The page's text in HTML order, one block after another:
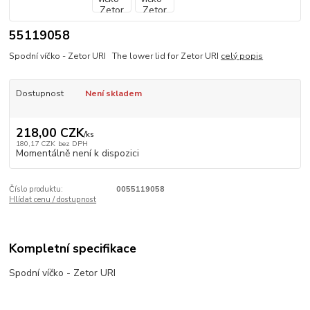
55119058
Spodní víčko - Zetor URI The lower lid for Zetor URI celý popis
Dostupnost Není skladem
218,00 CZK/ks
180,17 CZK bez DPH
Momentálně není k dispozici
Číslo produktu:
0055119058
Hlídat cenu / dostupnost
Kompletní specifikace
Spodní víčko - Zetor URI